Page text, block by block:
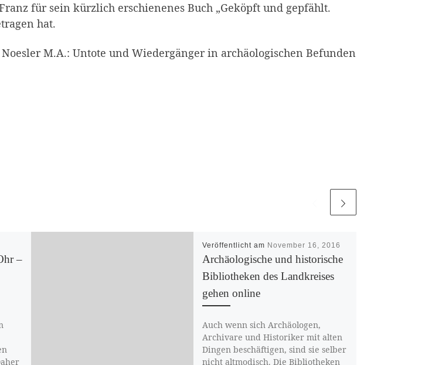
für sein kürzlich erschienenes Buch „Geköpft und gepfählt.
hat.
M.A.: Untote und Wiedergänger in archäologischen Befunden
–
Veröffentlicht am November 16, 2016
Archäologische und historische
Bibliotheken des Landkreises
gehen online
Auch wenn sich Archäologen,
Archivare und Historiker mit alten
Dingen beschäftigen, sind sie selber
nicht altmodisch. Die Bibliotheken